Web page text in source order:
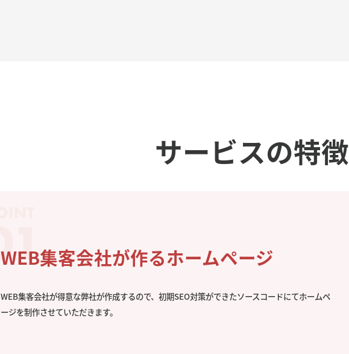
サービスの特徴
WEB集客会社が作るホームページ
WEB集客会社が得意な弊社が作成するので、初期SEO対策ができたソースコードにてホームペ
ージを制作させていただきます。